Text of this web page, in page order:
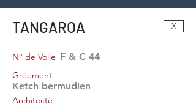
TANGAROA X
F & C 44
N° de Voile
Gréement
Ketch bermudien
Architecte